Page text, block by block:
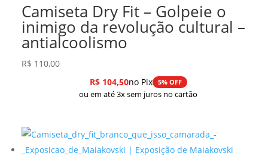
Camiseta Dry Fit – Golpeie o
inimigo da revolução cultural –
antialcoolismo
R$ 110,00
R$104,50no Pix 5% OFF
ou em até 3x sem juros no cartão